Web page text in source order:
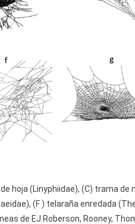
hoja (Linyphiidae), (C) trama de
(F ) telaraña enredada
de EJ Roberson, Rooney,